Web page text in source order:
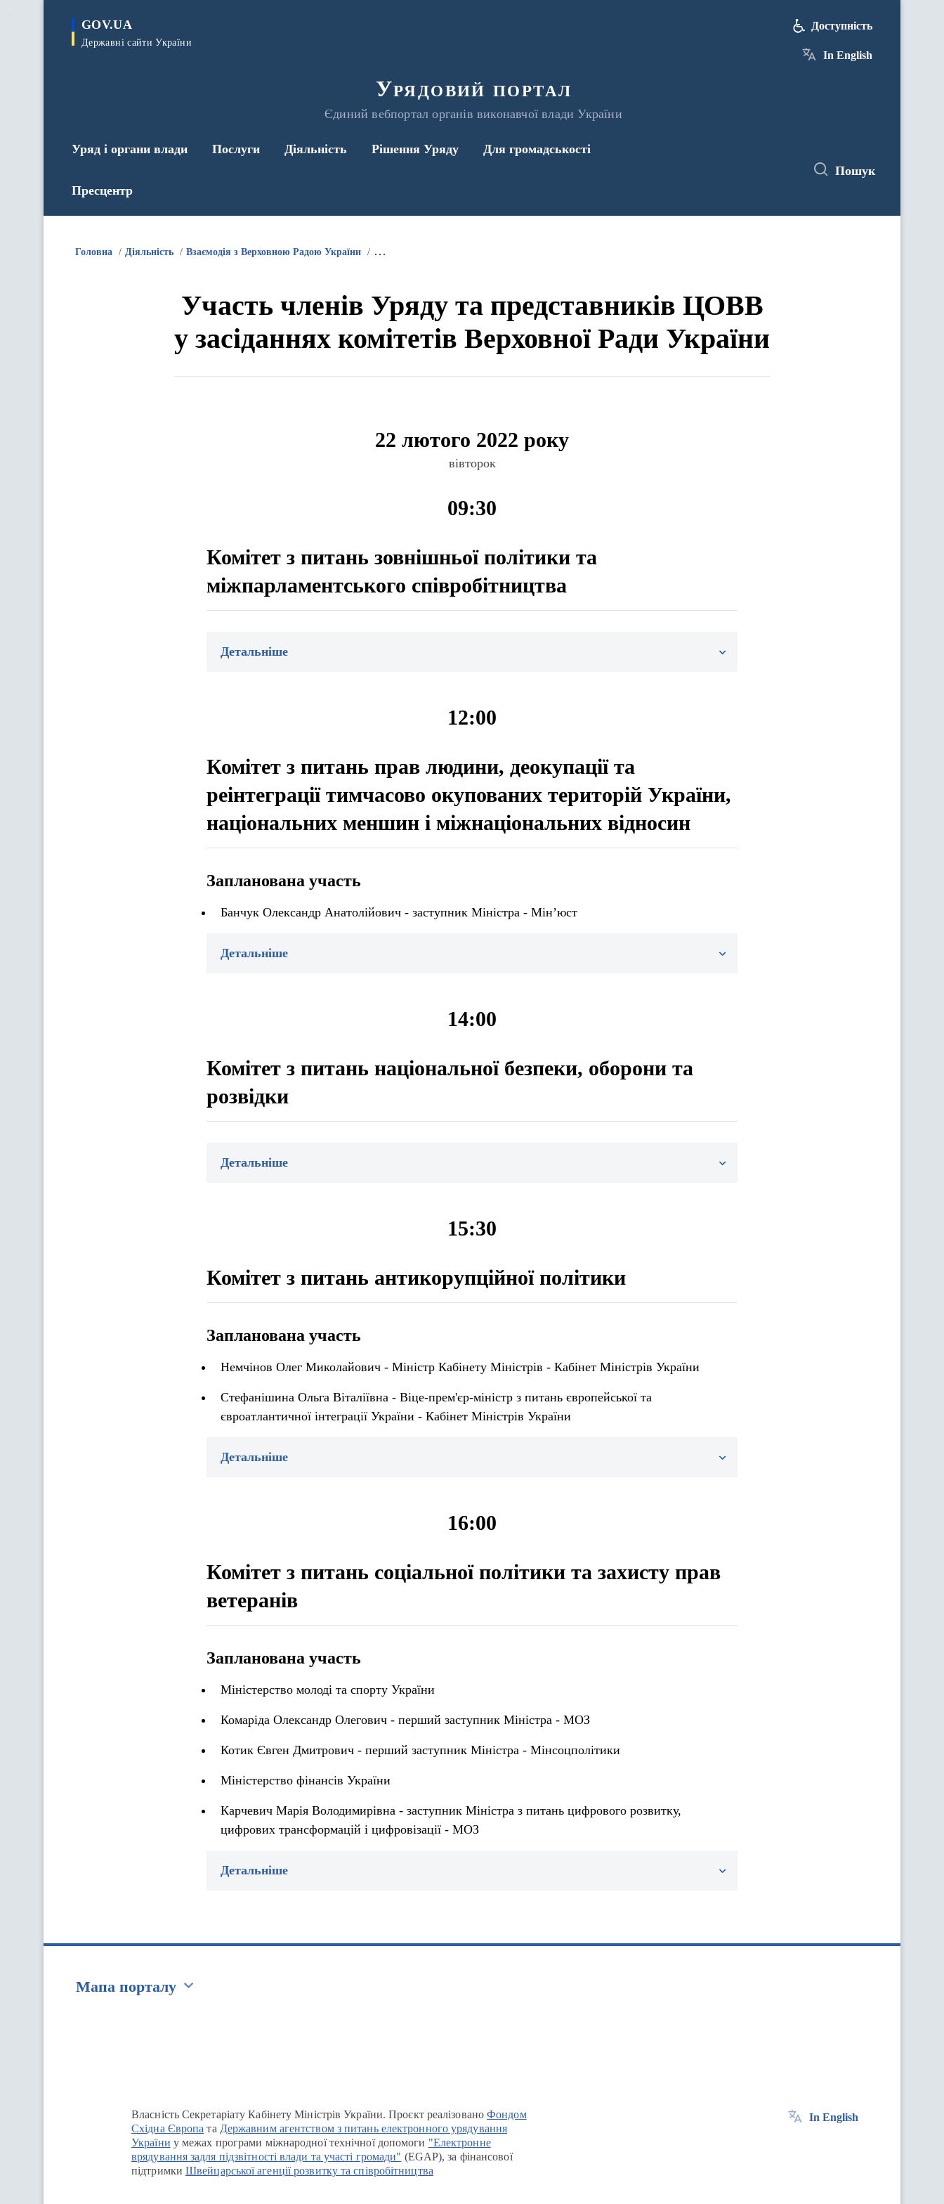
GOV.UA
Державні сайти України
Урядовий портал
Єдиний вебпортал органів виконавчої влади України
Доступність
In English
Уряд і органи влади Послуги Діяльність Рішення Уряду Для громадськості
Пресцентр
Пошук
Головна Діяльність Взаємодія з Верховною Радою України Інформація про участь членів Уряду та представників ЦОВВ у засіданнях комітетів Верховної Ради України
Участь членів Уряду та представників ЦОВВ
у засіданнях комітетів Верховної Ради України
22 лютого 2022 року
вівторок
09:30
Комітет з питань зовнішньої політики та
міжпарламентського співробітництва
Детальніше
12:00
Комітет з питань прав людини, деокупації та
реінтеграції тимчасово окупованих територій України,
національних меншин і міжнаціональних відносин
Запланована участь
Банчук Олександр Анатолійович - заступник Міністра - Мін’юст
Детальніше
14:00
Комітет з питань національної безпеки, оборони та
розвідки
Детальніше
15:30
Комітет з питань антикорупційної політики
Запланована участь
Немчінов Олег Миколайович - Міністр Кабінету Міністрів - Кабінет Міністрів України
Стефанішина Ольга Віталіївна - Віце-прем'єр-міністр з питань європейської та
євроатлантичної інтеграції України - Кабінет Міністрів України
Детальніше
16:00
Комітет з питань соціальної політики та захисту прав
ветеранів
Запланована участь
Міністерство молоді та спорту України
Комаріда Олександр Олегович - перший заступник Міністра - МОЗ
Котик Євген Дмитрович - перший заступник Міністра - Мінсоцполітики
Міністерство фінансів України
Карчевич Марія Володимирівна - заступник Міністра з питань цифрового розвитку,
цифрових трансформацій і цифровізації - МОЗ
Детальніше
Мапа порталу
Власність Секретаріату Кабінету Міністрів України. Проєкт реалізованоФондом
Східна Європа та Державним агентством з питань електронного урядування
України у межах програми міжнародної технічної допомоги "Електронне
врядування задля підзвітності влади та участі громади" (EGAP), за фінансової
підтримки Швейцарської агенції розвитку та співробітництва
In English